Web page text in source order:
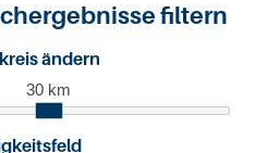
filtern
ändern
30 km